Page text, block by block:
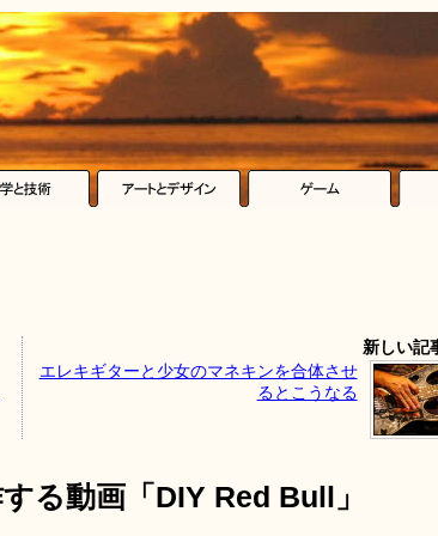
新しい記
エレキギターと少女のマネキンを合体させ
るとこうなる
る動画「DIY Red Bull」